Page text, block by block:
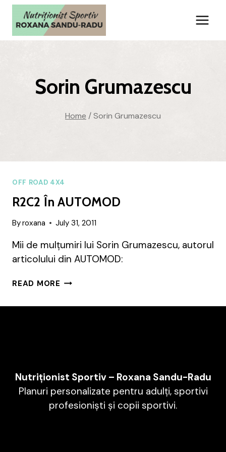
Skip
content
Sorin Grumazescu
Home /Sorin Grumazescu
OFF ROAD 4X4
R2C2 În AUTOMOD
Byroxana July 31, 2011
Mii de mulțumiri lui Sorin Grumazescu, autorul
articolului din AUTOMOD:
READ MORE R2C2
Nutriționist Sportiv – Roxana Sandu-Radu
Planuri personalizate pentru adulți, sportivi
profesioniști și copii sportivi.